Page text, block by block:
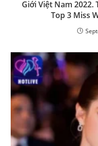
Giới Việt Nam
Top 3 Miss